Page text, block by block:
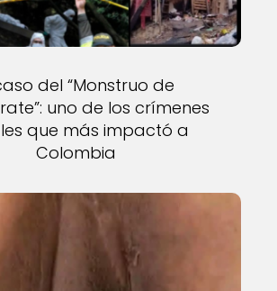
del “Monstruo de
uno de los crímenes
que más impactó a
Colombia